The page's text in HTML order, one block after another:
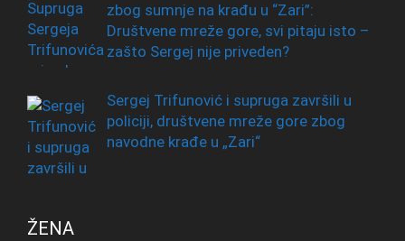
zbog sumnje na krađu u “Zari”:
Društvene mreže gore, svi pitaju isto –
zašto Sergej nije priveden?
Sergej Trifunović i supruga završili u
policiji, društvene mreže gore zbog
navodne krađe u „Zari“
ŽENA